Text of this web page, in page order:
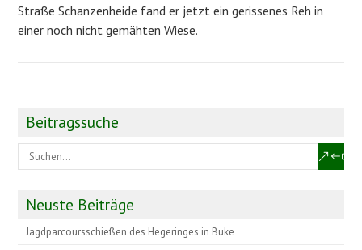
Straße Schanzenheide fand er jetzt ein gerissenes Reh in
einer noch nicht gemähten Wiese.
Beitragssuche
Neuste Beiträge
Jagdparcoursschießen des Hegeringes in Buke